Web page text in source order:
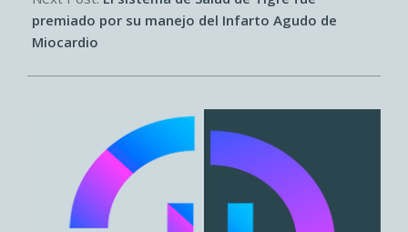
premiado por su manejo del Infarto Agudo de
Miocardio